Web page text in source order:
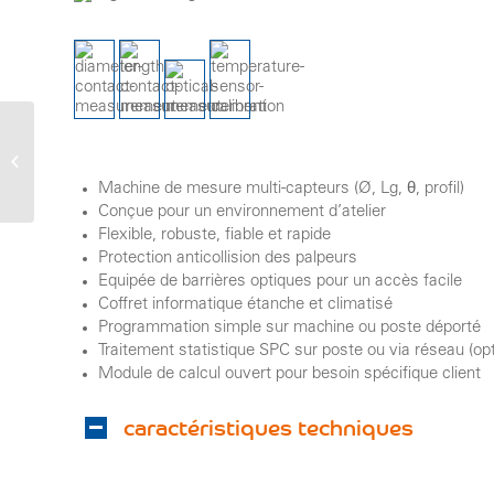
Machine de mesure multi-capteurs (Ø, Lg, θ, profil)
Conçue pour un environnement d’atelier
Flexible, robuste, fiable et rapide
Protection anticollision des palpeurs
Equipée de barrières optiques pour un accès facile
Coffret informatique étanche et climatisé
Programmation simple sur machine ou poste déporté
Traitement statistique SPC sur poste ou via réseau
Module de calcul ouvert pour besoin spécifique client
caractéristiques techniques